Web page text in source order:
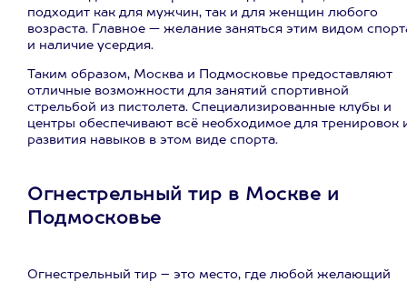
подходит как для мужчин, так и для женщин любого
возраста. Главное — желание заняться этим видом
и наличие усердия.
Таким образом, Москва и Подмосковье предоставляют
отличные возможности для занятий спортивной
стрельбой из пистолета. Специализированные клубы и
центры обеспечивают всё необходимое для тренировок
развития навыков в этом виде спорта.
Огнестрельный тир в Москве и
Подмосковье
Огнестрельный тир – это место, где любой желающий